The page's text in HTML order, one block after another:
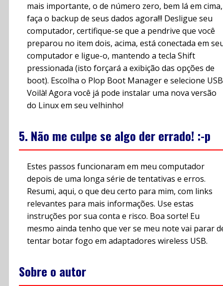
mais importante, o de número zero, bem lá em cima,
faça o backup de seus dados agora!!! Desligue seu
computador, certifique-se que a pendrive que você
preparou no item dois, acima, está conectada em
computador e ligue-o, mantendo a tecla Shift
pressionada (isto forçará a exibição das opções de
boot). Escolha o Plop Boot Manager e selecione
Voilà! Agora você já pode instalar uma nova versão
do Linux em seu velhinho!
5. Não me culpe se algo der errado! :-p
Estes passos funcionaram em meu computador
depois de uma longa série de tentativas e erros.
Resumi, aqui, o que deu certo para mim, com links
relevantes para mais informações. Use estas
instruções por sua conta e risco. Boa sorte! Eu
mesmo ainda tenho que ver se meu note vai parar
tentar botar fogo em adaptadores wireless USB.
Sobre o autor